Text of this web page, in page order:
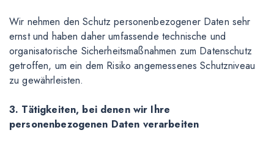
Wir nehmen den Schutz personenbezogener Daten sehr
ernst und haben daher umfassende technische und
organisatorische Sicherheitsmaßnahmen zum Datenschutz
getroffen, um ein dem Risiko angemessenes Schutzniveau
zu gewährleisten.
3. Tätigkeiten, bei denen wir Ihre
personenbezogenen Daten verarbeiten